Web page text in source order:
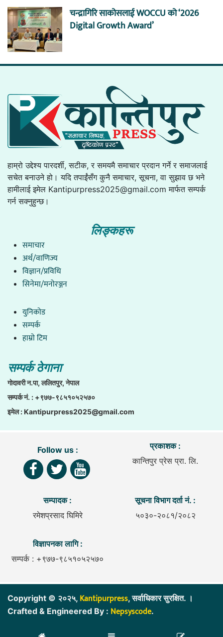
चन्द्रागिरि साकोसलाई WOCCU को ‘2026
Digital Growth Award’
हाम्रो उद्देश्य पारदर्शी, सटीक, र समयमै समाचार प्रदान गर्ने र समाजलाई
सचेत बनाउने हो। यदि तपाईंसँग कुनै समाचार, सूचना, वा सुझाव छ भने
हामीलाई इमेल Kantipurpress2025@gmail.com मार्फत सम्पर्क
गर्न सक्नुहुन्छ।
लिङ्कहरू
समाचार
अर्थ/वाणिज्य
विज्ञान/प्रविधि
सिनेमा/मनोरञ्जन
युनिकाेड
सम्पर्क
हाम्राे टिम
सम्पर्क ठेगाना
गाेदावरी न.पा, ललितपुर, नेपाल
सम्पर्क नं. : +९७७-९८५१०५२५७०
इमेल :Kantipurpress2025@gmail.com
Follow us :
प्रकाशक :
कान्तिपुर प्रेस प्रा. लि.
सम्पादक :
रमेशप्रसाद घिमिरे
सूचना विभाग दर्ता नं. :
५०३०-२०८१/२०८२
विज्ञापनका लागि :
सम्पर्क : +९७७-९८५१०५२५७०
Copyright © २०२५, Kantipurpress, सर्वाधिकार सुरक्षित. ।
Crafted & Engineered By : Nepsyscode.